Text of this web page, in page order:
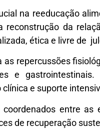
na reeducação
reconstrução da
ética e livre de
as repercussões
e
e suporte
entre
de recuperação